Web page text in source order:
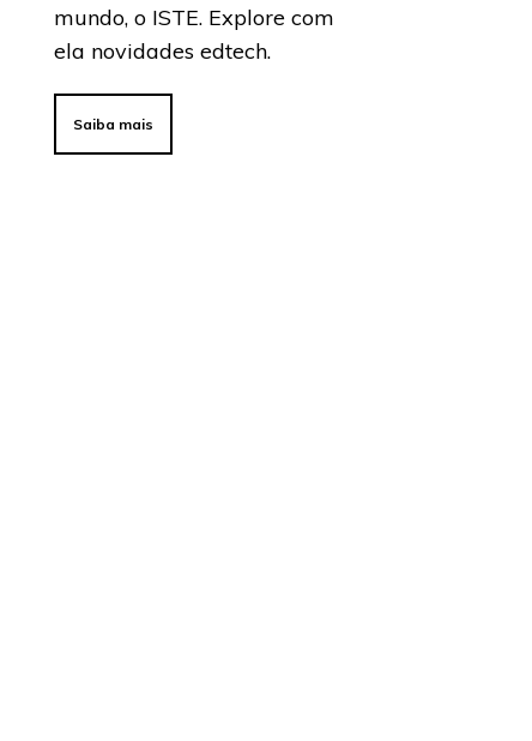
mundo, o ISTE. Explore com
ela novidades edtech.
Saiba mais